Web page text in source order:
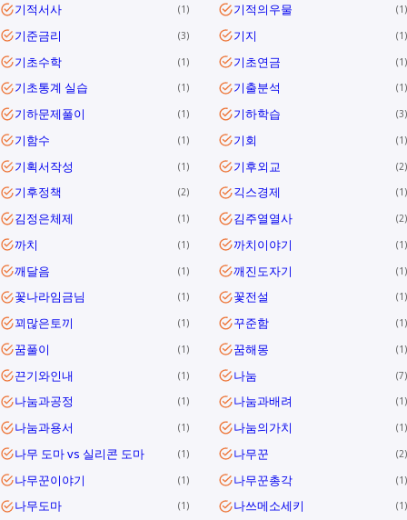
기적서사 1 기적의우물 1
기준금리 3 기지 1
기초수학 1 기초연금 1
기초통계 실습 1 기출분석 1
기하문제풀이 1 기하학습 3
기함수 1 기회 1
기획서작성 1 기후외교 2
기후정책 2 긱스경제 1
김정은체제 1 김주열열사 2
까치 1 까치이야기 1
깨달음 1 깨진도자기 1
꽃나라임금님 1 꽃전설 1
꾀많은토끼 1 꾸준함 1
꿈풀이 1 꿈해몽 1
끈기와인내 1 나눔 7
나눔과공정 1 나눔과배려 1
나눔과용서 1 나눔의가치 1
나무 도마 vs 실리콘 도마 1 나무꾼 2
나무꾼이야기 1 나무꾼총각 1
나무도마 1 나쓰메소세키 1